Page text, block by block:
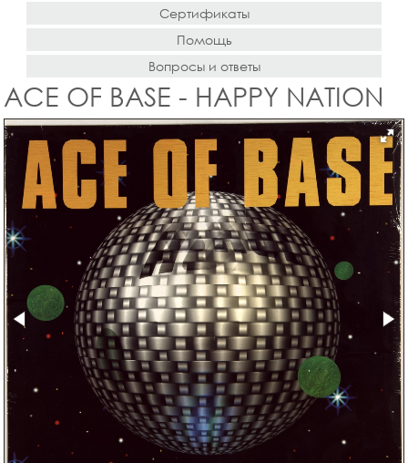
Сертификаты
Помощь
Вопросы и ответы
ACE OF BASE - HAPPY NATION